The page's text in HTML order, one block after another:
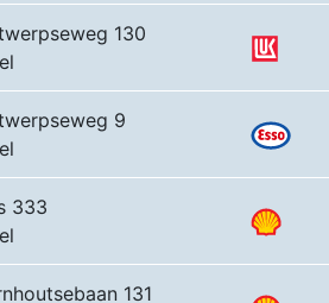
130
9
333
131